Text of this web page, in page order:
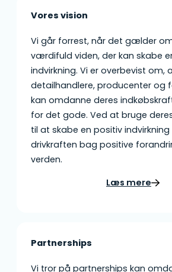
Vores vision
Vi går forrest, når det gælder
værdifuld viden, der kan skabe
indvirkning. Vi er overbevist om,
detailhandlere, producenter og
kan omdanne deres
for det gode. Ved at bruge
til at skabe en positiv
drivkraften bag positive
verden.
Læs mere
Partnerships
Vi tror på partnerships kan